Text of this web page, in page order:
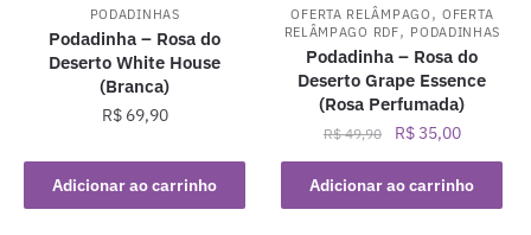
PODADINHAS
Podadinha – Rosa do
Deserto White House
(Branca)
R$69,90
Adicionar ao carrinho
OFERTA RELÂMPAGO ,OFERTA
RELÂMPAGO RDF, PODADINHAS
Podadinha – Rosa do
Deserto Grape Essence
(Rosa Perfumada)
R$49,90
O
preço
original
era:
R$35,00O
preço
atual
é:
Adicionar ao carrinho